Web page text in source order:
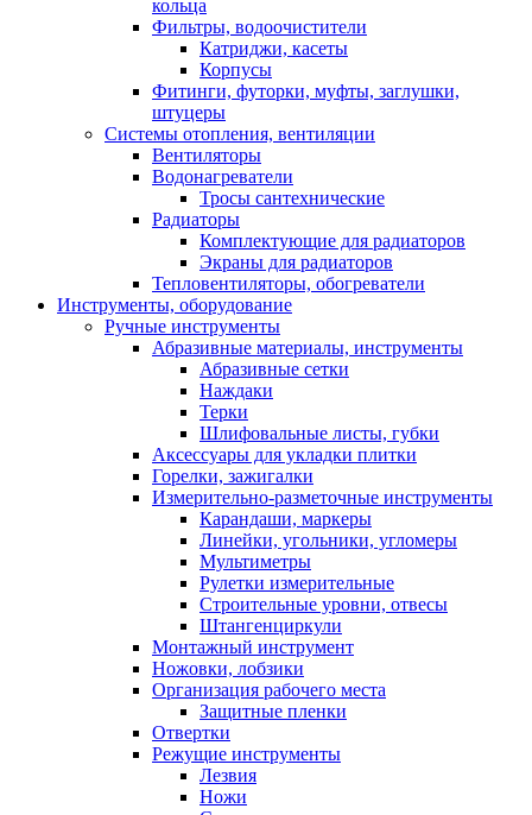
кольца
Фильтры, водоочистители
Катриджи, касеты
Корпусы
Фитинги, футорки, муфты, заглушки,
штуцеры
Системы отопления, вентиляции
Вентиляторы
Водонагреватели
Тросы сантехнические
Радиаторы
Комплектующие для радиаторов
Экраны для радиаторов
Тепловентиляторы, обогреватели
Инструменты, оборудование
Ручные инструменты
Абразивные материалы, инструменты
Абразивные сетки
Наждаки
Терки
Шлифовальные листы, губки
Аксессуары для укладки плитки
Горелки, зажигалки
Измерительно-разметочные инструменты
Карандаши, маркеры
Линейки, угольники, угломеры
Мультиметры
Рулетки измерительные
Строительные уровни, отвесы
Штангенциркули
Монтажный инструмент
Ножовки, лобзики
Организация рабочего места
Защитные пленки
Отвертки
Режущие инструменты
Лезвия
Ножи